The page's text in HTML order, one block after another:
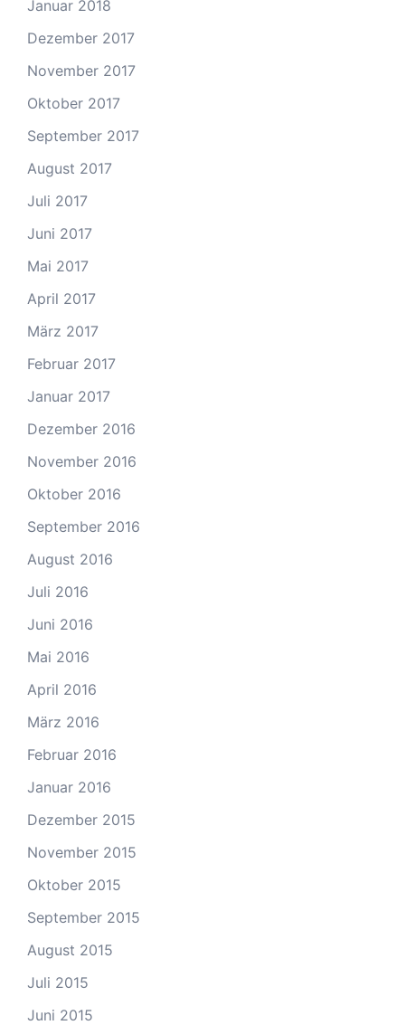
Januar 2018
Dezember 2017
November 2017
Oktober 2017
September 2017
August 2017
Juli 2017
Juni 2017
Mai 2017
April 2017
März 2017
Februar 2017
Januar 2017
Dezember 2016
November 2016
Oktober 2016
September 2016
August 2016
Juli 2016
Juni 2016
Mai 2016
April 2016
März 2016
Februar 2016
Januar 2016
Dezember 2015
November 2015
Oktober 2015
September 2015
August 2015
Juli 2015
Juni 2015